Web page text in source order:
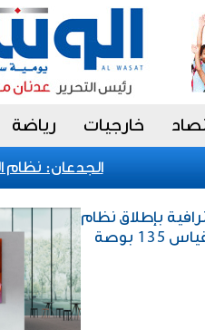
خارجيات رياضة
الجدعان: نظام
بإطلاق نظام